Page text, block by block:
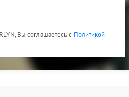
Вы соглашаетесь с Политикой